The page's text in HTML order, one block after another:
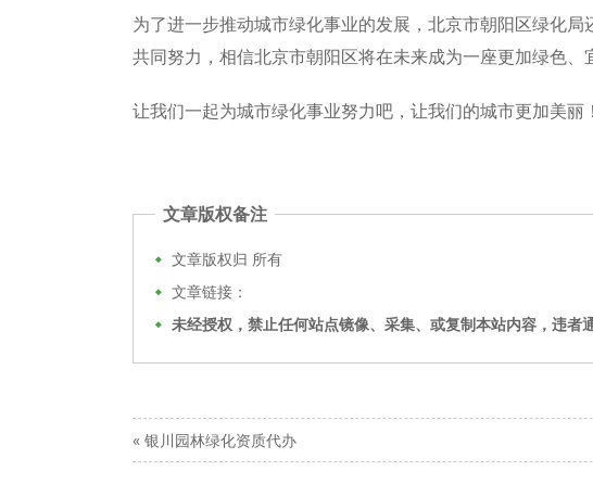
为了进一步推动城市绿化事业的发展，北京市朝阳区绿化
共同努力，相信北京市朝阳区将在未来成为一座更加绿色、
让我们一起为城市绿化事业努力吧，让我们的城市更加美丽！
文章版权备注
文章版权归 所有
文章链接：
未经授权，禁止任何站点镜像、采集、或复制本站内容，违者
« 银川园林绿化资质代办